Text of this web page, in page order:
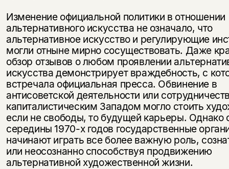
Изменение официальной политики в отношении
альтернативного искусства не означало, что
альтернативное искусство и регулирующие
могли отныне мирно сосуществовать. Даже
обзор отзывов о любом проявлении
искусства демонстрирует враждебность, с
встречала официальная пресса. Обвинение в
антисоветской деятельности или
капиталистическим Западом могло стоить
если не свободы, то будущей карьеры. Однако
середины 1970-х годов государственные
начинают играть все более важную роль,
или неосознанно способствуя продвижению
альтернативной художественной жизни.